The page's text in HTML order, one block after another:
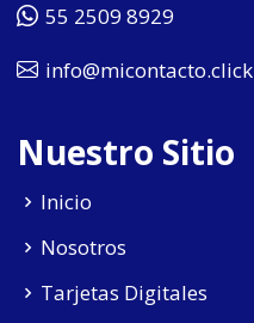
55 2509 8929
info@micontacto.click
Nuestro Sitio
Inicio
Nosotros
Tarjetas Digitales